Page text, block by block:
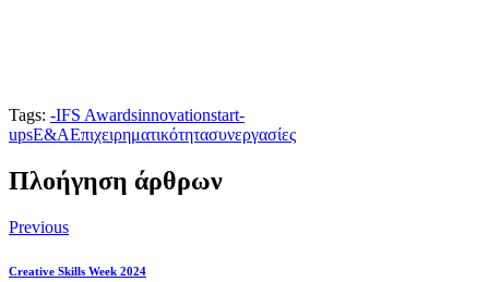
Tags: -IFS Awardsinnovationstart-
upsΕ&ΑΕπιχειρηματικότητασυνεργασίες
Πλοήγηση άρθρων
Previous
Creative Skills Week 2024